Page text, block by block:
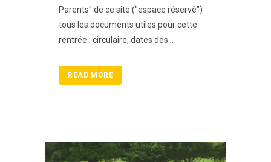
Parents" de ce site ("espace réservé")
tous les documents utiles pour cette
rentrée : circulaire, dates des...
READ MORE